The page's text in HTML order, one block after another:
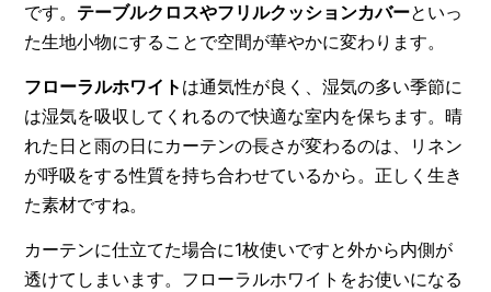
です。 テーブルクロスやフリルクッションカバーといっ
た生地小物にすることで空間が華やかに変わります。
フローラルホワイト は通気性が良く、湿気の多い季節に
は湿気を吸収してくれるので快適な室内を保ちます。晴
れた日と雨の日にカーテンの長さが変わるのは、リネン
が呼吸をする性質を持ち合わせているから。正しく生き
た素材ですね。
カーテンに仕立てた場合に1枚使いですと外から内側が
透けてしまいます。フローラルホワイトをお使いになる